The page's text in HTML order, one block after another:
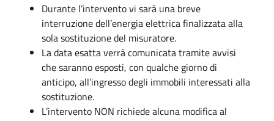
Durante l’intervento vi sarà una breve
interruzione dell’energia elettrica finalizzata alla
sola sostituzione del misuratore.
La data esatta verrà comunicata tramite avvisi
che saranno esposti, con qualche giorno di
anticipo, all’ingresso degli immobili interessati alla
sostituzione.
L’intervento NON richiede alcuna modifica al